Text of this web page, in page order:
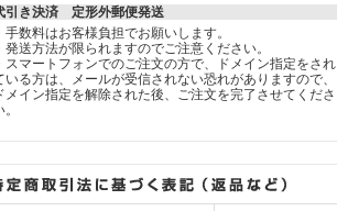
引き決済 定形外郵便発送
手数料はお客様負担でお願いします。
発送方法が限られますのでご注意ください。
スマートフォンでのご注文の方で、ドメイン指定をされ
いる方は、メールが受信されない恐れがありますので、
メイン指定を解除された後、ご注文を完了させてくださ